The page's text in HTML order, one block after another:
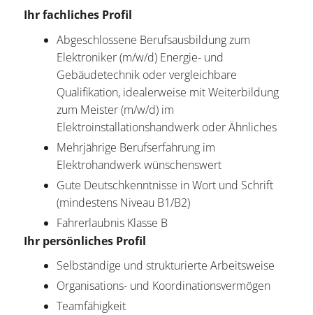
Ihr fachliches Profil
Abgeschlossene Berufsausbildung zum
Elektroniker (m/w/d) Energie- und
Gebäudetechnik oder vergleichbare
Qualifikation, idealerweise mit Weiterbildung
zum Meister (m/w/d) im
Elektroinstallationshandwerk oder Ähnliches
Mehrjährige Berufserfahrung im
Elektrohandwerk wünschenswert
Gute Deutschkenntnisse in Wort und Schrift
(mindestens Niveau B1/B2)
Fahrerlaubnis Klasse B
Ihr persönliches Profil
Selbständige und strukturierte Arbeitsweise
Organisations- und Koordinationsvermögen
Teamfähigkeit